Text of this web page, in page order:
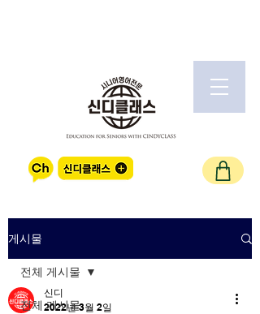
게시물
전체 게시물
전체 게시물
신디
2022년 3월 2일